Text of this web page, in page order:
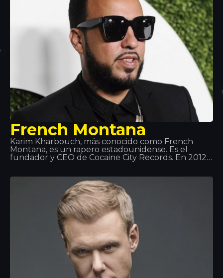
French Montana
Karim Kharbouch, más conocido como French
Montana, es un rapero estadounidense. Es el
fundador y CEO de Cocaine City Records. En 2012,
conocido por sus frecuentes colaboraciones con
Max B, y más recientemente con Rick Ross junto
con su grupo de Coke Boys. Además de
colaboraciones con artistas reconocidos como
Drake, will.i.am, Jeremih, Future, Lil Wayne, Fat Joe,
J Balvin…entre otros